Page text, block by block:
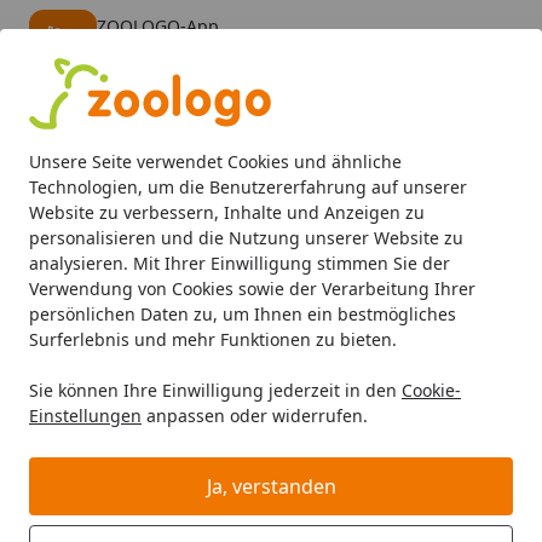
Unsere Seite verwendet Cookies und ähnliche
Technologien, um die Benutzererfahrung auf unserer
Website zu verbessern, Inhalte und Anzeigen zu
personalisieren und die Nutzung unserer Website zu
analysieren. Mit Ihrer Einwilligung stimmen Sie der
Verwendung von Cookies sowie der Verarbeitung Ihrer
persönlichen Daten zu, um Ihnen ein bestmögliches
Surferlebnis und mehr Funktionen zu bieten.
Sie können Ihre Einwilligung jederzeit in den Cookie-
Einstellungen anpassen oder widerrufen.
Ja, verstanden
ZOOLOGO-App
Alle Produkte
Mein Konto
Suchen
Startseite
Aquaristik Aquarienpflege Aquariumpflanzen pflegen
DENNERLE Scaper's Green